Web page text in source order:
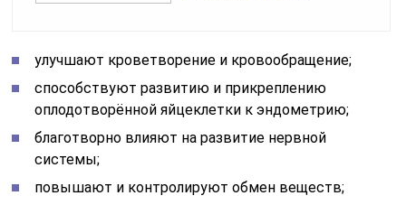
улучшают кроветворение и кровообращение;
способствуют развитию и прикреплению
оплодотворённой яйцеклетки к эндометрию;
благотворно влияют на развитие нервной
системы;
повышают и контролируют обмен веществ;